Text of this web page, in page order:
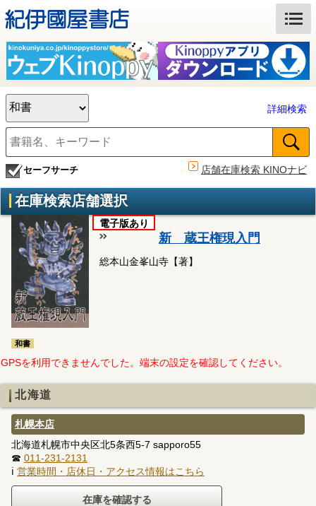
詳細検索
セーフサーチ 店舗在庫検索 KINOナビ
在庫検索店舗選択
和書
電子版あり
新 蔵王権現入門
総本山金峯山寺【著】
GPSを利用できませんでした。端末の設定を確認してください。
北海道
札幌本店
北海道札幌市中央区北5条西5-7 sapporo55
☎ 011-231-2131
ℹ 営業時間・店休日・アクセス情報はこちら